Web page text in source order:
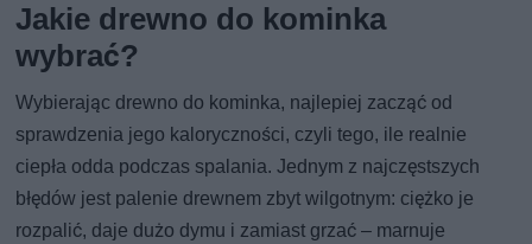
Jakie drewno do kominka
wybrać?
Wybierając drewno do kominka, najlepiej zacząć od
sprawdzenia jego kaloryczności, czyli tego, ile realnie
ciepła odda podczas spalania. Jednym z najczęstszych
błędów jest palenie drewnem zbyt wilgotnym: ciężko je
rozpalić, daje dużo dymu i zamiast grzać – marnuje